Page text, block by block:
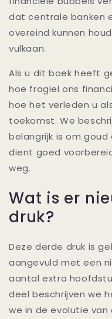
dat centrale banken
overeind kunnen
vulkaan.
Als u dit boek heeft
hoe fragiel ons
hoe het verleden u
toekomst. We
belangrijk is om
dient goed
weg.
Wat is er
druk?
Deze derde druk is
aangevuld met een
aantal extra
deel beschrijven we
we in de evolutie